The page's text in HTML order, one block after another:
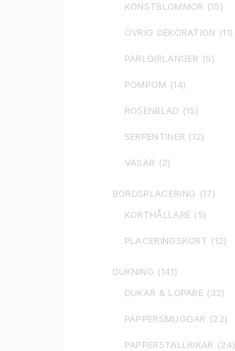
KONSTBLOMMOR (15)
ÖVRIG DEKORATION (11)
PÄRLGIRLANGER (6)
POMPOM (14)
ROSENBLAD (15)
SERPENTINER (12)
VASAR (2)
BORDSPLACERING (17)
KORTHÅLLARE (5)
PLACERINGSKORT (12)
DUKNING (141)
DUKAR & LÖPARE (32)
PAPPERSMUGGAR (22)
PAPPERSTALLRIKAR (24)